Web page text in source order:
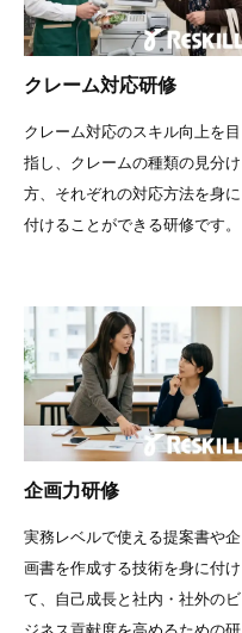
クレーム対応研修
クレーム対応のスキル向上を目
指し、クレームの種類の見分け
方、それぞれの対応方法を身に
付けることができる研修です。
企画力研修
実務レベルで使える提案書や企
画書を作成する技術を身に付け
て、自己成長と社内・社外のビ
ジネス貢献度を高めるための研